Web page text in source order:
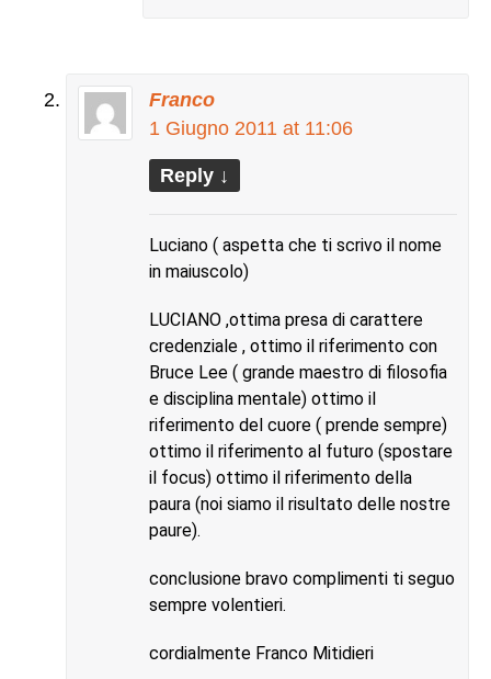
Franco
1 Giugno 2011 at 11:06
Reply ↓
Luciano ( aspetta che ti scrivo il nome
in maiuscolo)
LUCIANO ,ottima presa di carattere
credenziale , ottimo il riferimento con
Bruce Lee ( grande maestro di filosofia
e disciplina mentale) ottimo il
riferimento del cuore ( prende sempre)
ottimo il riferimento al futuro (spostare
il focus) ottimo il riferimento della
paura (noi siamo il risultato delle nostre
paure).
conclusione bravo complimenti ti seguo
sempre volentieri.
cordialmente Franco Mitidieri